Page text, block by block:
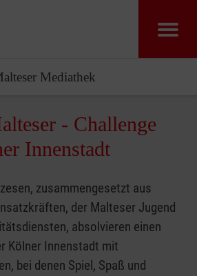
Malteser
Mediathek
- Challenge
Innenstadt
zusammengesetzt aus
der Malteser Jugend
absolvieren einen
Kölner Innenstadt mit
bei denen Spiel, Spaß und